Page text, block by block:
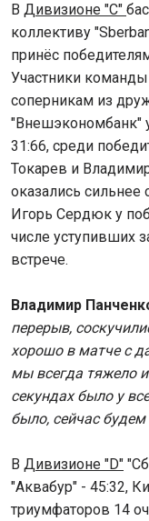
В Дивизионе "C"
коллективу
принёс
Участники
соперникам из
"Внешэкономбанк"
31:66, среди
Токарев и
оказались сильнее
Игорь Сердюк у
числе уступивших
встрече.
Владимир
перерыв,
хорошо в матче с
мы всегда тяжело
секундах было у
было, сейчас
В Дивизионе "D"
"Аквабур" - 45:32,
триумфаторов 14